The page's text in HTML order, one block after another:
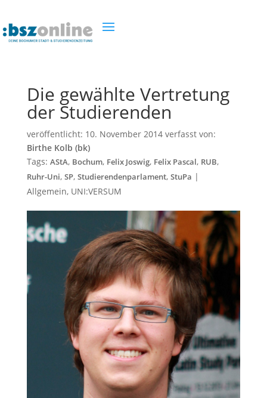
Die gewählte Vertretung
der Studierenden
veröffentlicht: 10. November 2014verfasst von:
Birthe Kolb (bk)
Tags: AStA, Bochum, Felix Joswig, Felix Pascal, RUB,
Ruhr-Uni, SP, Studierendenparlament, StuPa |
Allgemein, UNI:VERSUM